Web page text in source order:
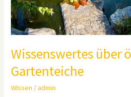
Wissenswertes über
Gartenteiche
Wissen /admin